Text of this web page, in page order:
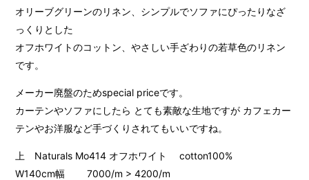
オリーブグリーンのリネン、シンプルでソファにぴったりなざ
っくりとした
オフホワイトのコットン、やさしい手ざわりの若草色のリネン
です。
メーカー廃盤のためspecial priceです。
カーテンやソファにしたら とても素敵な生地ですが カフェカー
テンやお洋服など手づくりされてもいいですね。
上 Naturals Mo414 オフホワイト cotton100%
W140cm幅 7000/m > 4200/m